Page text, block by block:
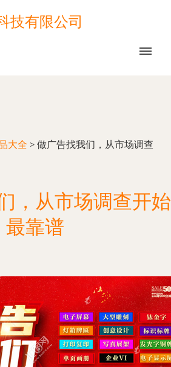
技有限公司
大全 > 做广告找我们，从市场调查
，从市场调查开始
最靠谱